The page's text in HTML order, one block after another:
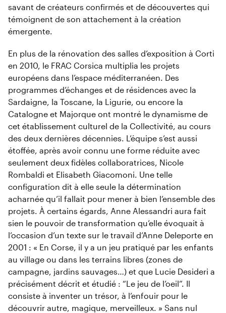
savant de créateurs confirmés et de découvertes qui
témoignent de son attachement à la création
émergente.
En plus de la rénovation des salles d’exposition à Corti
en 2010, le FRAC Corsica multiplia les projets
européens dans l’espace méditerranéen. Des
programmes d’échanges et de résidences avec la
Sardaigne, la Toscane, la Ligurie, ou encore la
Catalogne et Majorque ont montré le dynamisme de
cet établissement culturel de la Collectivité, au cours
des deux dernières décennies. L’équipe s’est aussi
étoffée, après avoir connu une forme réduite avec
seulement deux fidèles collaboratrices, Nicole
Rombaldi et Elisabeth Giacomoni. Une telle
configuration dit à elle seule la détermination
acharnée qu’il fallait pour mener à bien l’ensemble des
projets. À certains égards, Anne Alessandri aura fait
sien le pouvoir de transformation qu’elle évoquait à
l’occasion d’un texte sur le travail d’Anne Deleporte en
2001 : « En Corse, il y a un jeu pratiqué par les enfants
au village ou dans les terrains libres (zones de
campagne, jardins sauvages…) et que Lucie Desideri a
précisément décrit et étudié : “Le jeu de l’oeil”. Il
consiste à inventer un trésor, à l’enfouir pour le
découvrir autre, magique, merveilleux. » Sans nul